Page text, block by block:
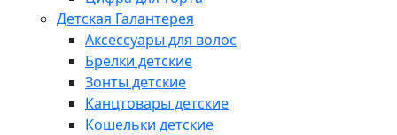
Детская Галантерея
Аксессуары для волос
Брелки детские
Зонты детские
Канцтовары детские
Кошельки детские